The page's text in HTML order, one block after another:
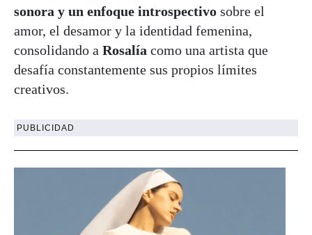
sonora y un enfoque introspectivo sobre el
amor, el desamor y la identidad femenina,
consolidando a Rosalía como una artista que
desafía constantemente sus propios límites
creativos.
PUBLICIDAD